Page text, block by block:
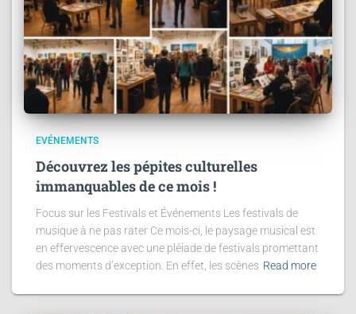
EVÉNEMENTS
Découvrez les pépites culturelles
immanquables de ce mois !
Focus sur les Festivals et Événements Les festivals de
musique à ne pas rater Ce mois-ci, le paysage musical est
en effervescence avec une pléiade de festivals promettant
des moments d’exception. En effet, les scènes Read more